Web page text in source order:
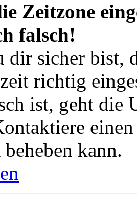
Zeitzone
falsch!
dir sicher bist,
richtig
ist, geht die
kann.